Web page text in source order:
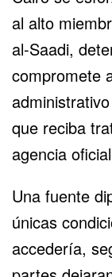
al alto
al-Saadi,
compromete
que reciba
agencia
Una fuente
únicas
accedería,